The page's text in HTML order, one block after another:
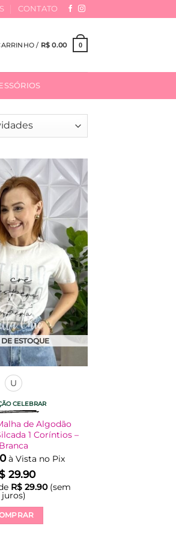
CONTATO
/ R$ 0.00 0
ESTOQUE
U
CELEBRAR
de Algodão
1 Coríntios –
Branca
à Vista no Pix
29.90
R$ 29.90(sem
juros)